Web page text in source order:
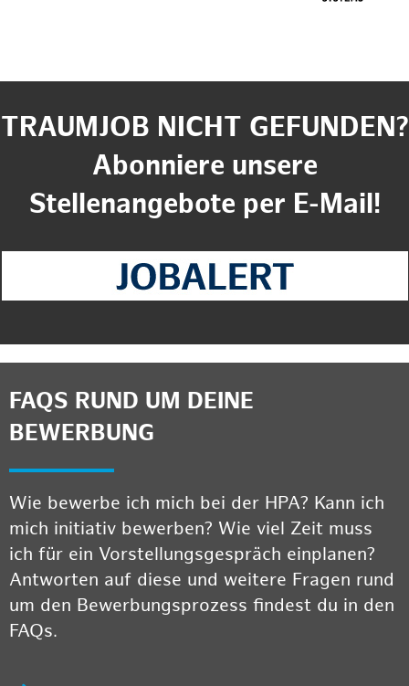
TRAUMJOB NICHT GEFUNDEN?
Abonniere unsere
Stellenangebote per E-Mail!
FAQS RUND UM DEINE
BEWERBUNG
Wie bewerbe ich mich bei der HPA? Kann ich
mich initiativ bewerben? Wie viel Zeit muss
ich für ein Vorstellungsgespräch einplanen?
Antworten auf diese und weitere Fragen rund
um den Bewerbungsprozess findest du in den
FAQs.